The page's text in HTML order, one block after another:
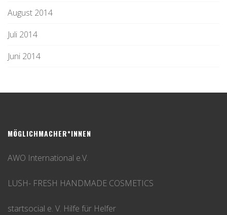
August 2014
Juli 2014
Juni 2014
MÖGLICHMACHER*INNEN
AWO International e.V.
LUSH- FRESH HANDMADE COSMETICS
startsocial e. V. Hilfe für Helfer